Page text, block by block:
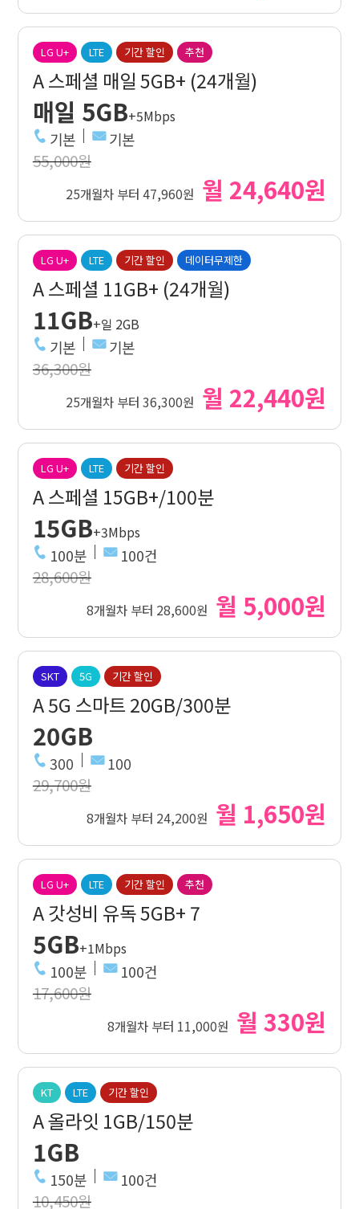
LG U+ LTE 기간 할인 추천
A 스페셜 매일 5GB+ (24개월)
매일 5GB+5Mbps
기본 기본
55,000원
25개월차 부터 47,960원 월 24,640원
LG U+ LTE 기간 할인 데이터무제한
A 스페셜 11GB+ (24개월)
11GB+일 2GB
기본 기본
36,300원
25개월차 부터 36,300원 월 22,440원
LG U+ LTE 기간 할인
A 스페셜 15GB+/100분
15GB+3Mbps
100분 100건
28,600원
8개월차 부터 28,600원 월 5,000원
SKT 5G 기간 할인
A 5G 스마트 20GB/300분
20GB
300 100
29,700원
8개월차 부터 24,200원 월 1,650원
LG U+ LTE 기간 할인 추천
A 갓성비 유독 5GB+ 7
5GB+1Mbps
100분 100건
17,600원
8개월차 부터 11,000원 월 330원
KT LTE 기간 할인
A 올라잇 1GB/150분
1GB
150분 100건
10,450원